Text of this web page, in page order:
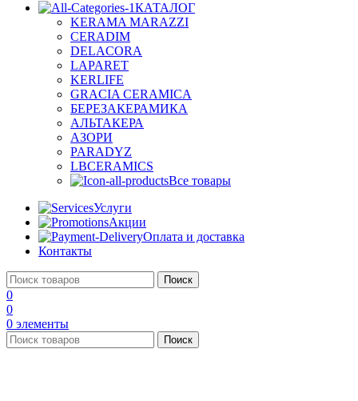
КАТАЛОГ
KERAMA MARAZZI
CERADIM
DELACORA
LAPARET
KERLIFE
GRACIA CERAMICA
БЕРЕЗАКЕРАМИКА
АЛЬТАКЕРА
АЗОРИ
PARADYZ
LBCERAMICS
Все товары
Услуги
Акции
Оплата и доставка
Контакты
Поиск
0
0
0 элементы
Поиск